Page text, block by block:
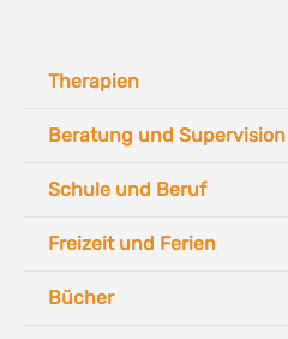
Therapien
Beratung und Supervision
Schule und Beruf
Freizeit und Ferien
Bücher